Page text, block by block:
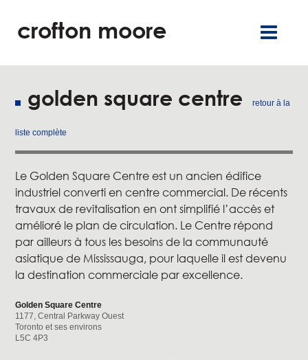
crofton moore carrières
à
nos
golden square centre retour à la
liste complète
Le Golden Square Centre est un ancien édifice
industriel converti en centre commercial. De récents
travaux de revitalisation en ont simplifié l’accès et
amélioré le plan de circulation. Le Centre répond
par ailleurs à tous les besoins de la communauté
asiatique de Mississauga, pour laquelle il est devenu
la destination commerciale par excellence.
Golden Square Centre
1177, Central Parkway Ouest
Toronto et ses environs
L5C 4P3